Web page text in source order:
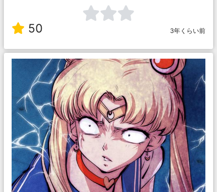
50 3年くらい前